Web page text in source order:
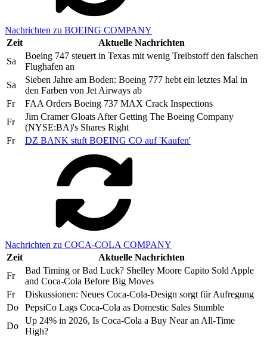
Nachrichten zu BOEING COMPANY
Zeit
Aktuelle Nachrichten
Sa
Boeing 747 steuert in Texas mit wenig Treibstoff den falschen
Flughafen an
Sa
Sieben Jahre am Boden: Boeing 777 hebt ein letztes Mal in
den Farben von Jet Airways ab
Fr
FAA Orders Boeing 737 MAX Crack Inspections
Fr
Jim Cramer Gloats After Getting The Boeing Company
(NYSE:BA)'s Shares Right
Fr
DZ BANK stuft BOEING CO auf 'Kaufen'
Nachrichten zu COCA-COLA COMPANY
Zeit
Aktuelle Nachrichten
Fr
Bad Timing or Bad Luck? Shelley Moore Capito Sold Apple
and Coca-Cola Before Big Moves
Fr
Diskussionen: Neues Coca-Cola-Design sorgt für Aufregung
Do
PepsiCo Lags Coca-Cola as Domestic Sales Stumble
Do
Up 24% in 2026, Is Coca-Cola a Buy Near an All-Time
High?